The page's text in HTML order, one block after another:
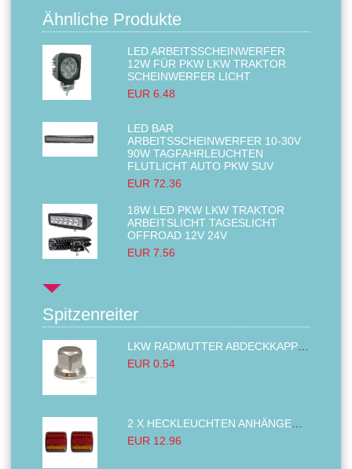
Ähnliche Produkte
LED ARBEITSSCHEINWERFER
12W FÜR PKW LKW TRAKTOR
SCHEINWERFER LICHT
EUR 6.48
LED BAR
ARBEITSSCHEINWERFER 10-30V
90W TAGFAHRLEUCHTEN
FLUTLICHT AUTO PKW SUV
EUR 72.36
18W LED PKW LKW TRAKTOR
ARBEITSLICHT TAGESLICHT
OFFROAD 12V 24V
EUR 7.56
Spitzenreiter
EUR 0.54
EUR 12.96